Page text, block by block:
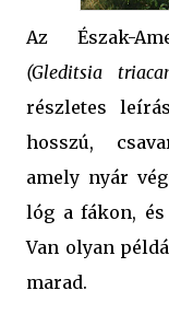
Az Észak-
(Gleditsia
részletes
hosszú,
amely nyár
lóg a fákon,
Van olyan
marad.